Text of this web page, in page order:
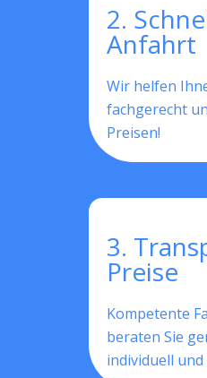
2.
Anfahrt
Wir helfen
fachgerecht
Preisen!
3.
Preise
Kompetente
beraten Sie
individuell